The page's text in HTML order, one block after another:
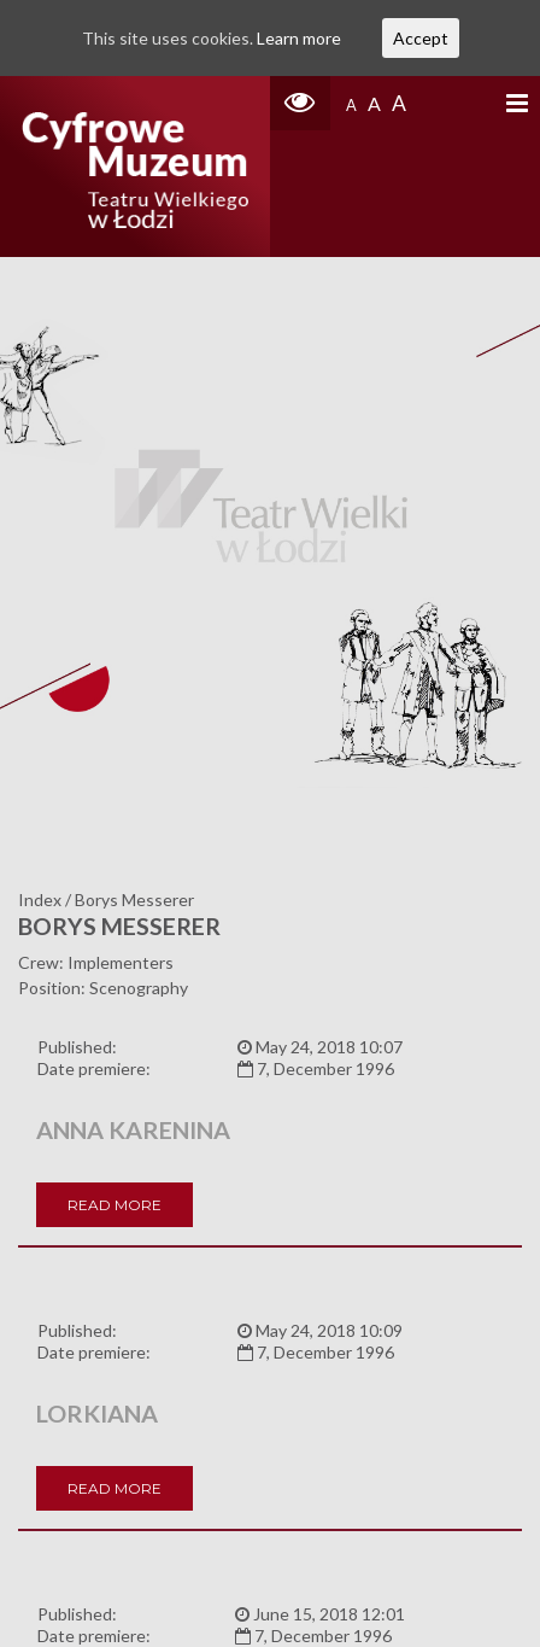
A A A
Index/Borys Messerer
BORYS MESSERER
Crew: Implementers
Position: Scenography
Published:
May 24, 2018 10:07
Date premiere:
7, December 1996
ANNA KARENINA
READ MORE
Published:
May 24, 2018 10:09
Date premiere:
7, December 1996
LORKIANA
READ MORE
Published:
June 15, 2018 12:01
Date premiere:
7, December 1996
This site uses cookies. Learn more Accept